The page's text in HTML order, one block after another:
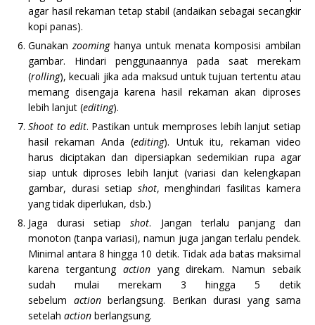
agar hasil rekaman tetap stabil (andaikan sebagai secangkir
kopi panas).
Gunakanzoominghanya untuk menata komposisi ambilan
gambar. Hindari penggunaannya pada saat merekam
(rolling), kecuali jika ada maksud untuk tujuan tertentu atau
memang disengaja karena hasil rekaman akan diproses
lebih lanjut (editing).
Shoot to edit. Pastikan untuk memproses lebih lanjut setiap
hasil rekaman Anda (editing). Untuk itu, rekaman video
harus diciptakan dan dipersiapkan sedemikian rupa agar
siap untuk diproses lebih lanjut (variasi dan kelengkapan
gambar, durasi setiap shot, menghindari fasilitas kamera
yang tidak diperlukan, dsb.)
Jaga durasi setiapshot. Jangan terlalu panjang dan
monoton (tanpa variasi), namun juga jangan terlalu pendek.
Minimal antara 8 hingga 10 detik. Tidak ada batas maksimal
karena tergantung actionyang direkam. Namun sebaik
sudah mulai merekam 3 hingga 5 detik
sebelum actionberlangsung. Berikan durasi yang sama
setelah action berlangsung.